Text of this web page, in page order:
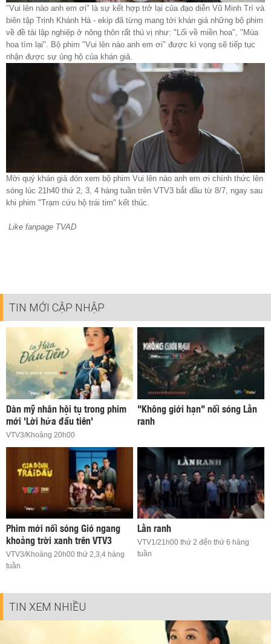
"Vui lên nào anh em ơi" là sự kết hợp trở lại của đạo diễn Vũ Minh Trí và
biên tập Trịnh Khánh Hà - ekip đã từng mang tới khán giả những bộ phim
về đề tài lập nghiệp ở nông thôn rất thú vị như: "Lối về miền hoa", "Mùa
hoa tìm lại". Bộ phim "Vui lên nào anh em ơi" được kì vọng sẽ tiếp tục
nhận được sự ủng hộ của khán giả.
Mời quý khán giả đón xem bộ phim Vui lên nào anh em ơi chính thức lên
sóng lúc 21h40 thứ 2, 3, 4 hàng tuần trên VTV3 bắt đầu từ 8/7, ngay sau
khi phim "Trạm cứu hộ trái tim" kết thúc.
Like fanpage TVAD
TIN MỚI CẬP NHẬP
Dàn mỹ nhân hội tụ trong phim
mới 'Lời hứa đầu tiên'
VTV3/Khoảng 20h00
"Không giới hạn" nối sóng Lằn
ranh
Phim mới nối sóng Gió ngang
khoảng trời xanh trên VTV3
VTV3/Khoảng 20h00 thứ 2,3,4 hàng
tuần
Lằn ranh
VTV1/21h00 thứ 2 đến thứ 6 hàng
tuần
TIN XEM NHIỀU